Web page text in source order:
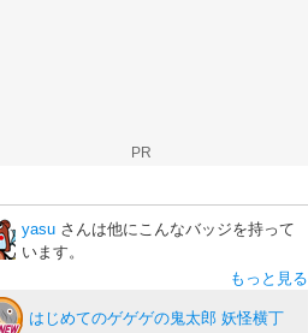
PR
yasu さんは他にこんなバッジを持って
います。
もっと見る
はじめてのゲゲゲの鬼太郎 妖怪横丁